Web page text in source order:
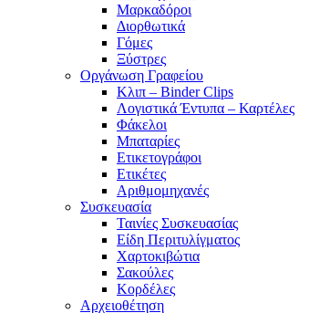
Μαρκαδόροι
Διορθωτικά
Γόμες
Ξύστρες
Οργάνωση Γραφείου
Κλιπ – Binder Clips
Λογιστικά Έντυπα – Καρτέλες
Φάκελοι
Μπαταρίες
Ετικετογράφοι
Ετικέτες
Αριθμομηχανές
Συσκευασία
Ταινίες Συσκευασίας
Είδη Περιτυλίγματος
Χαρτοκιβώτια
Σακούλες
Κορδέλες
Αρχειοθέτηση